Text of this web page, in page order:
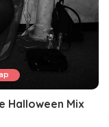
Halloween Mix